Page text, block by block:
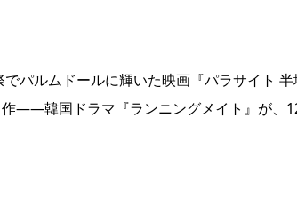
パルムドールに輝いた映画『パラサイト 半
――韓国ドラマ『ランニングメイト』が、